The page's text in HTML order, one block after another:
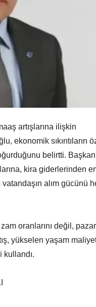
artışlarına ilişkin
ekonomik sıkıntıların
belirtti.
kira giderlerinden
alım gücünü
oranlarını değil,
yükselen yaşam
kullandı.